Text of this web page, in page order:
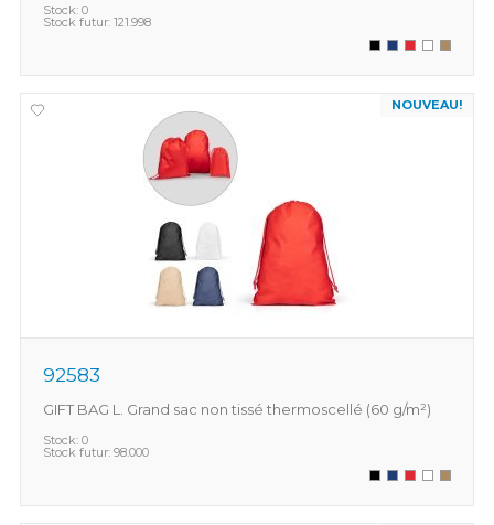
Stock: 0
Stock futur: 121.998
NOUVEAU!
92583
GIFT BAG L. Grand sac non tissé thermoscellé (60 g/m²)
Stock: 0
Stock futur: 98.000